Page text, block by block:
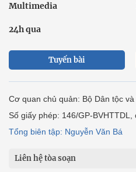
Multimedia
24h qua
Tuyến bài
Cơ quan chủ quản: Bộ Dân tộc
Số giấy phép: 146/GP-
Tổng biên tập: Nguyễn Văn Bá
Liên hệ tòa soạn